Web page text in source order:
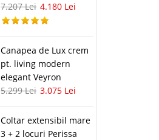
7.207 Lei 4.180 Lei
Canapea de Lux crem
pt. living modern
elegant Veyron
5.299 Lei 3.075 Lei
Coltar extensibil mare
3 + 2 locuri Perissa